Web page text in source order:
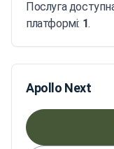
Послуга
платформі: 1.
Apollo Next